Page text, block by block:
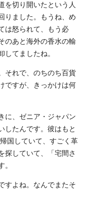
を切り開いたという人
りました。もうね、め
は怒られて、もう必
のあと海外の香水の輸
してましたね。
それで、のちのち百貨
ですが、きっかけは何
に、ゼニア・ジャパン
したんです。彼はもと
国していて、すごく革
探していて、「宅間さ
すよね。なんでまたそ